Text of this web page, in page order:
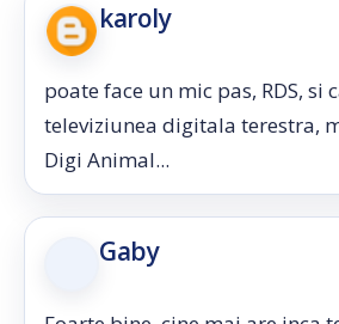
karoly
poate face un mic pas, RDS, si
televiziunea digitala terestra,
Digi Animal...
Gaby